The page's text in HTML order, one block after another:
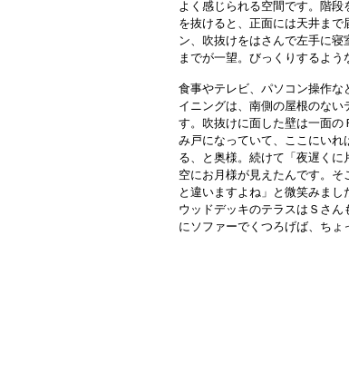
よく感じられる空間です。階
を抜けると、正面には天井ま
ン、吹抜けをはさんで左手に
までが一望。びっくりするよう
食事やテレビ、パソコン操作
イニングは、南側の屋根のな
す。吹抜けに面した壁は一面
み戸になっていて、ここにい
る、と奥様。続けて「夜遅く
空にお月様が見えたんです。
と違いますよね」と微笑みまし
ウッドデッキのテラスはＳさん
にソファーでくつろげば、ちょ